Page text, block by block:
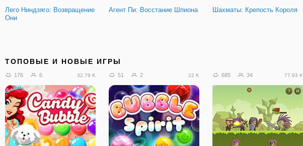
Лего Ниндзяго: Возвращение
Они
Агент Пи: Восстание Шпиона Шахматы: Крепость Короля
ТОПОВЫЕ И НОВЫЕ ИГРЫ
176 6 32.79 K 51 2 22 K 685 34 77.93 K